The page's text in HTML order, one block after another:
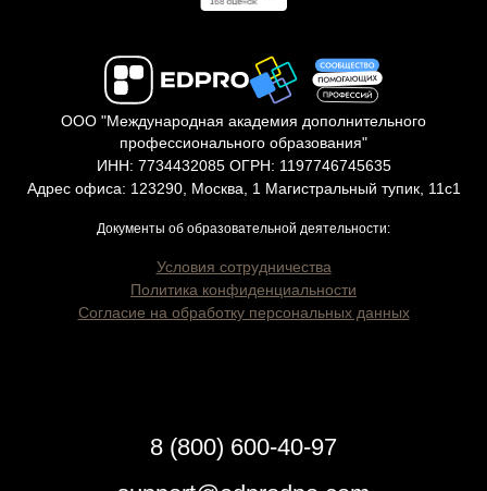
ООО "Международная академия дополнительного
профессионального образования"
ИНН: 7734432085 ОГРН: 1197746745635
Адрес офиса: 123290, Москва, 1 Магистральный тупик, 11с1
Документы об образовательной деятельности:
Условия сотрудничества
Политика конфиденциальности
Согласие на обработку персональных данных
8 (800) 600-40-97